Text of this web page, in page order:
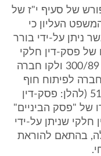
של סעיף י"ז של
העליון כי
ניתן על-ידי בורר
של פסק-דין חלקי
הניתן בתובענה אזרחית (ראו: רע"א 300/89 ולקו חברה
לפיתוח חוף
אילת בע"מ, פ"ד מה(5), 497, עמ' 510 (להלן: פסק-דין
של "פסק הביניים"
שניתן על-ידי
בהתאם להוראת